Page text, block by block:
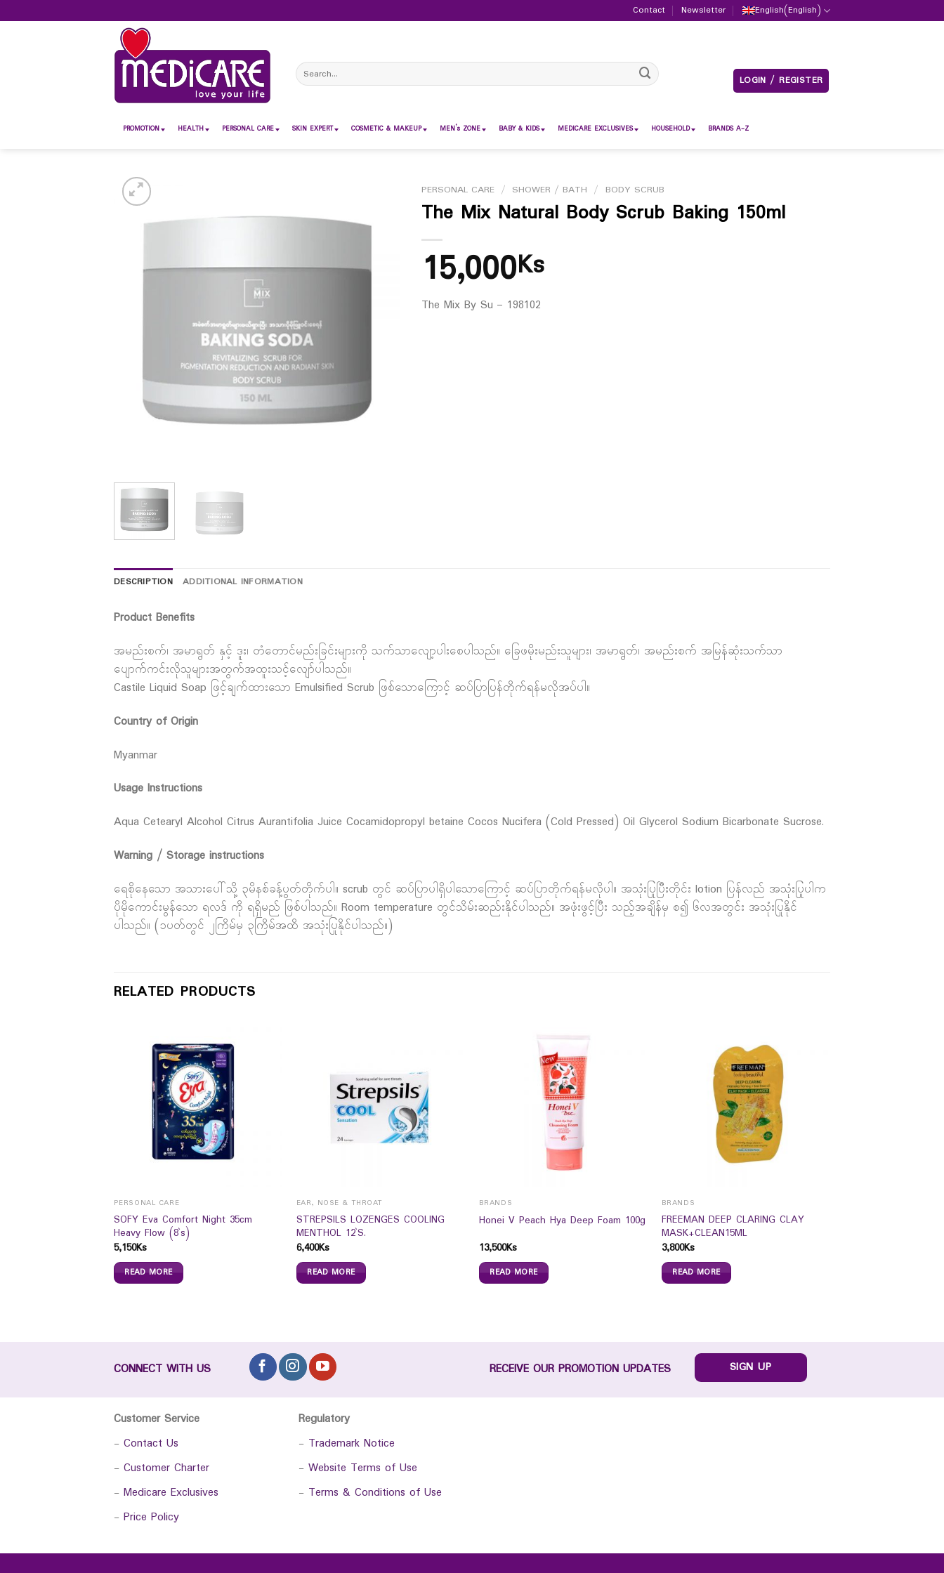
to
Contact Newsletter English(English)
Search
for:
LOGIN / REGISTER
PROMOTION HEALTH PERSONAL CARE SKIN EXPERT COSMETIC & MAKEUP MEN’s ZONE BABY & KIDS MEDICARE EXCLUSIVES HOUSEHOLD BRANDS A-Z
PERSONAL CARE / SHOWER / BATH / BODY SCRUB
The Mix Natural Body Scrub Baking 150ml
15,000Ks
The Mix By Su – 198102
DESCRIPTION ADDITIONAL INFORMATION
Product Benefits
အမည်းစက်၊ အမာရွတ် နှင့် ဒူး၊ တံတောင်မည်းခြင်းများကို သက်သာလျော့ပါးစေပါသည်။ ခြေဖမိုးမည်းသူများ၊ အမာရွတ်၊ အမည်းစက် အမြန်ဆုံးသက်သာ
ပျောက်ကင်းလိုသူများအတွက်အထူးသင့်လျော်ပါသည်။
Castile Liquid Soap ဖြင့်ချက်ထားသော Emulsified Scrub ဖြစ်သောကြောင့် ဆပ်ပြာပြန်တိုက်ရန်မလိုအပ်ပါ။
Country of Origin
Myanmar
Usage Instructions
Aqua Cetearyl Alcohol Citrus Aurantifolia Juice Cocamidopropyl betaine Cocos Nucifera (Cold Pressed) Oil Glycerol Sodium Bicarbonate Sucrose.
Warning / Storage instructions
ရေစိုနေသော အသားပေါ်သို့ ၃မိနစ်ခန့်ပွတ်တိုက်ပါ။ scrub တွင် ဆပ်ပြာပါရှိပါသောကြောင့် ဆပ်ပြာတိုက်ရန်မလိုပါ။ အသုံးပြုပြီးတိုင်း lotion ပြန်လည် အသုံးပြုပါက
ပိုမိုကောင်းမွန်သော ရလဒ် ကို ရရှိမည် ဖြစ်ပါသည်။ Room temperature တွင်သိမ်းဆည်းနိုင်ပါသည်။ အဖုံးဖွင့်ပြီး သည့်အချိန်မှ စ၍ ၆လအတွင်း အသုံးပြုနိုင်
ပါသည်။ (၁ပတ်တွင် ၂ကြိမ်မှ ၃ကြိမ်အထိ အသုံးပြုနိုင်ပါသည်။)
RELATED PRODUCTS
PERSONAL CARE
SOFY Eva Comfort Night 35cm
Heavy Flow (8`s)
5,150Ks
READ MORE
EAR, NOSE & THROAT
STREPSILS LOZENGES COOLING
MENTHOL 12`S.
6,400Ks
READ MORE
BRANDS
Honei V Peach Hya Deep Foam 100g
13,500Ks
READ MORE
BRANDS
FREEMAN DEEP CLARING CLAY
MASK+CLEAN15ML
3,800Ks
READ MORE
CONNECT WITH US RECEIVE OUR PROMOTION UPDATES SIGN UP
Customer Service
- Contact Us
- Customer Charter
- Medicare Exclusives
- Price Policy
Regulatory
- Trademark Notice
- Website Terms of Use
- Terms & Conditions of Use